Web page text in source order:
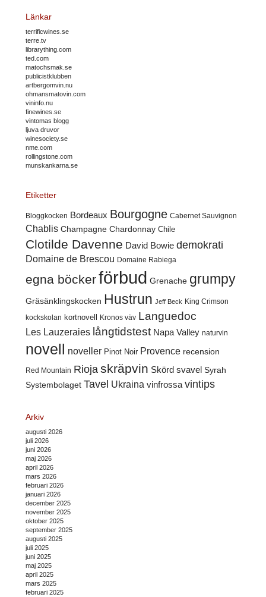
Länkar
terrificwines.se
terre.tv
librarything.com
ted.com
matochsmak.se
publicistklubben
artbergomvin.nu
ohmansmatovin.com
vininfo.nu
finewines.se
vintomas blogg
ljuva druvor
winesociety.se
nme.com
rollingstone.com
munskankarna.se
Etiketter
Bloggkocken Bordeaux Bourgogne Cabernet Sauvignon
Chablis Champagne Chardonnay Chile
Clotilde Davenne David Bowie demokrati
Domaine de Brescou Domaine Rabiega
egna böckerförbud Grenache grumpy
Gräsänklingskocken Hustrun Jeff Beck King Crimson
kockskolan kortnovell Kronos väv Languedoc
Les Lauzeraies långtidstest Napa Valley naturvin
novell noveller Pinot Noir Provence recension
Red Mountain Rioja skräpvin Skörd svavel Syrah
Systembolaget Tavel Ukraina vinfrossa vintips
Arkiv
augusti 2026
juli 2026
juni 2026
maj 2026
april 2026
mars 2026
februari 2026
januari 2026
december 2025
november 2025
oktober 2025
september 2025
augusti 2025
juli 2025
juni 2025
maj 2025
april 2025
mars 2025
februari 2025